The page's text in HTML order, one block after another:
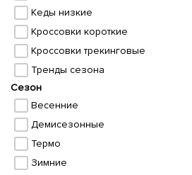
Кеды низкие
Кроссовки короткие
Кроссовки трекинговые
Тренды сезона
Сезон
Весенние
Демисезонные
Термо
Зимние